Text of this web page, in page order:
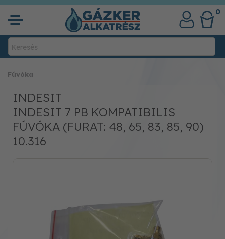
0
Fúvóka
INDESIT
INDESIT 7 PB KOMPATIBILIS
FÚVÓKA (FURAT: 48, 65, 83, 85, 90)
10.316